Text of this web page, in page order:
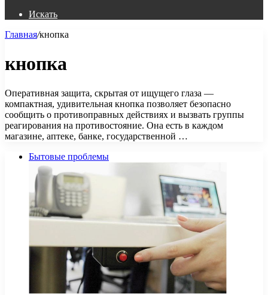
Искать
Главная/кнопка
кнопка
Оперативная защита, скрытая от ищущего глаза —
компактная, удивительная кнопка позволяет безопасно
сообщить о противоправных действиях и вызвать группы
реагирования на противостояние. Она есть в каждом
магазине, аптеке, банке, государственной …
Бытовые проблемы